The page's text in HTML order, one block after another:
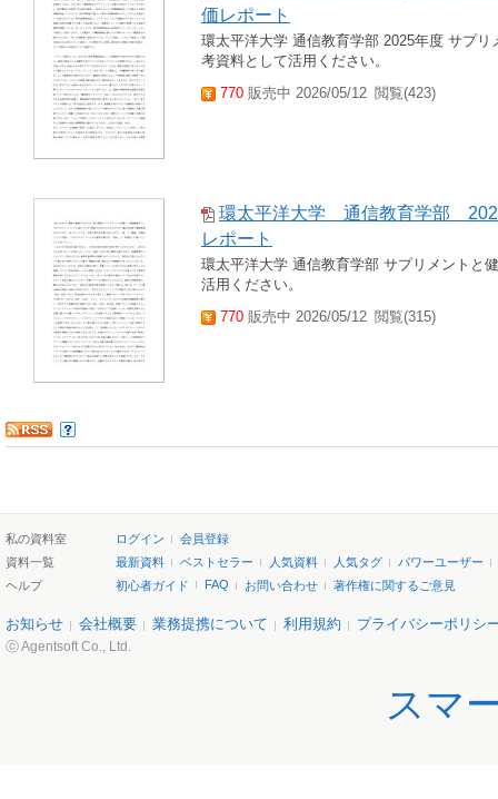
価レポート
環太平洋大学 通信教育学部 2025年度 サプ
考資料として活用ください。
770 販売中 2026/05/12 閲覧(423)
環太平洋大学 通信教育学部
レポート
環太平洋大学 通信教育学部 サプリメントと
活用ください。
770 販売中 2026/05/12 閲覧(315)
私の資料室 ログイン
会員登録
資料一覧
最新資料 ベストセラー 人気資料 人気タグ
パワーユーザー
ヘルプ
初心者ガイド FAQ お問い合わせ 著作権に関するご意見
お知らせ 会社概要 業務提携について 利用規約 プライバシーポリシ
ⓒ Agentsoft Co., Ltd.
スマ